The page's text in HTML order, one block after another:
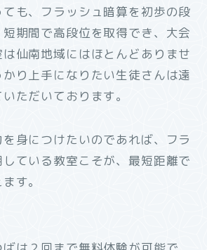
も、フラッシュ暗算を初歩の段
期間で高段位を取得でき、大会
仙南地域にはほとんどありませ
り上手になりたい生徒さんは遠
ただいております。
身につけたいのであれば、フラ
ている教室こそが、最短距離で
す。